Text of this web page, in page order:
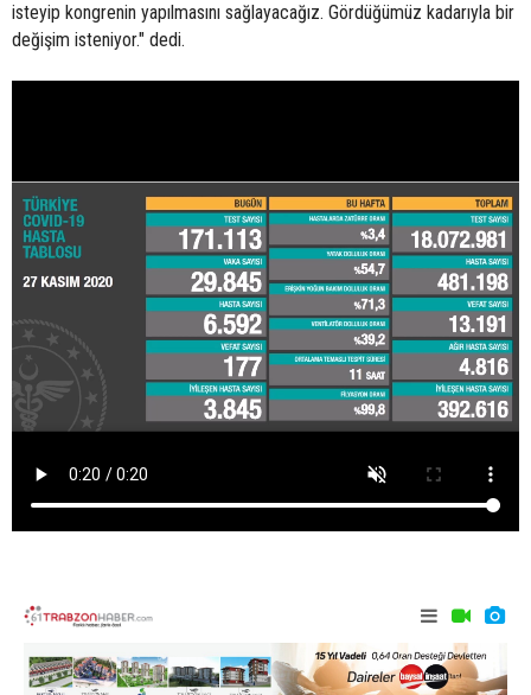
isteyip kongrenin yapılmasını sağlayacağız. Gördüğümüz kadarıyla bir
değişim isteniyor." dedi.